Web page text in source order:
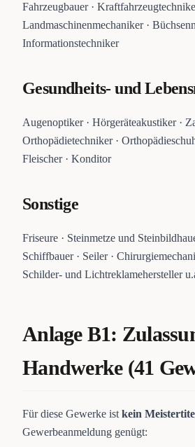
Fahrzeugbauer ·
Landmaschinenmechaniker ·
Informationstechniker
Gesundheits- und
Augenoptiker · Hörgeräteakustiker ·
Orthopädietechniker ·
Fleischer · Konditor
Sonstige
Friseure · Steinmetze und
Schiffbauer · Seiler ·
Schilder- und Lichtreklamehersteller
Anlage B1:
Handwerke (41
Für diese Gewerke ist kein
Gewerbeanmeldung genügt: